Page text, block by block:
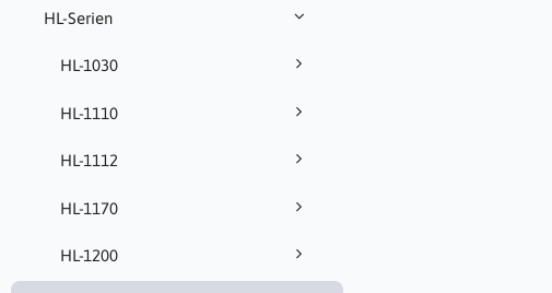
HL-Serien
HL-1030
HL-1110
HL-1112
HL-1170
HL-1200